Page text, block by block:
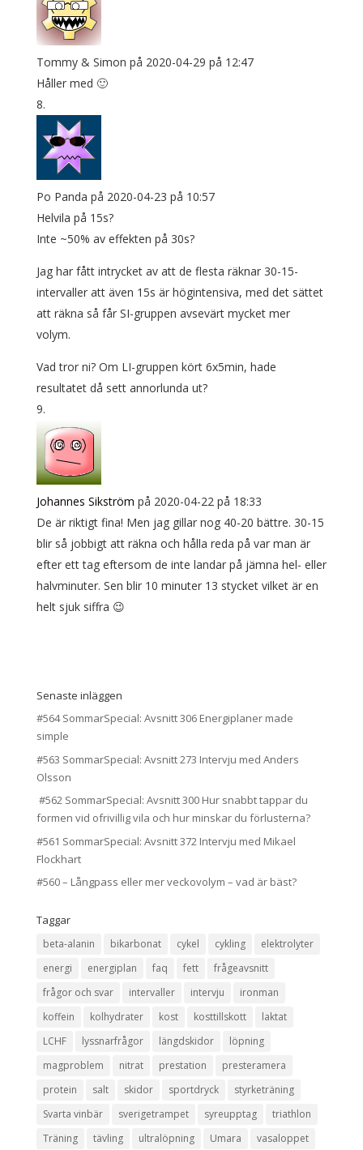
Tommy & Simon på 2020-04-29 på 12:47
Håller med 🙂
Po Panda på 2020-04-23 på 10:57
Helvila på 15s?
Inte ~50% av effekten på 30s?
Jag har fått intrycket av att de flesta räknar 30-15-
intervaller att även 15s är högintensiva, med det sättet
att räkna så får SI-gruppen avsevärt mycket mer
volym.
Vad tror ni? Om LI-gruppen kört 6x5min, hade
resultatet då sett annorlunda ut?
Johannes Sikström på 2020-04-22 på 18:33
De är riktigt fina! Men jag gillar nog 40-20 bättre. 30-15
blir så jobbigt att räkna och hålla reda på var man är
efter ett tag eftersom de inte landar på jämna hel- eller
halvminuter. Sen blir 10 minuter 13 stycket vilket är en
helt sjuk siffra 😉
Senaste inläggen
#564 SommarSpecial: Avsnitt 306 Energiplaner made
simple
#563 SommarSpecial: Avsnitt 273 Intervju med Anders
Olsson
#562 SommarSpecial: Avsnitt 300 Hur snabbt tappar du
formen vid ofrivillig vila och hur minskar du förlusterna?
#561 SommarSpecial: Avsnitt 372 Intervju med Mikael
Flockhart
#560 – Långpass eller mer veckovolym – vad är bäst?
Taggar
beta-alanin bikarbonat cykel cykling
elektrolyter
energi
energiplan faq fett
frågeavsnitt
frågor och svar
intervaller intervju
ironman
koffein
kolhydrater kost kosttillskott
laktat
LCHF
lyssnarfrågor längdskidor
löpning
magproblem
nitrat prestation
presteramera
protein
salt skidor sportdryck
styrketräning
Svarta vinbär
sverigetrampet syreupptag
triathlon
Träning
tävling ultralöpning Umara vasaloppet